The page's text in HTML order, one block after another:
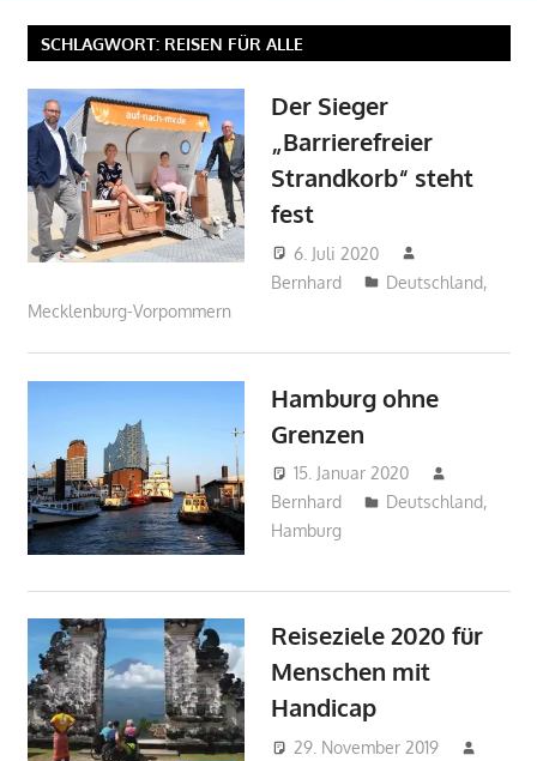
SCHLAGWORT: REISEN FÜR ALLE
Der Sieger
„Barrierefreier
Strandkorb“ steht
fest
6. Juli 2020
Bernhard
Deutschland,
Mecklenburg-Vorpommern
Hamburg ohne
Grenzen
15. Januar 2020
Bernhard
Deutschland,
Hamburg
Reiseziele 2020 für
Menschen mit
Handicap
29. November 2019